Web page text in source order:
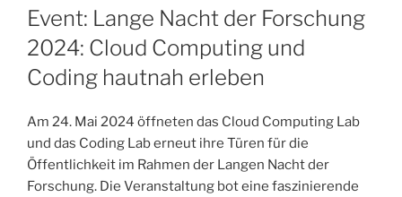
AM
Event: Lange Nacht der Forschung
2024: Cloud Computing und
Coding hautnah erleben
Am 24. Mai 2024 öffneten das Cloud Computing Lab
und das Coding Lab erneut ihre Türen für die
Öffentlichkeit im Rahmen der Langen Nacht der
Forschung. Die Veranstaltung bot eine faszinierende